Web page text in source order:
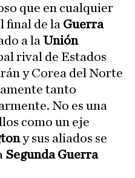
que en cualquier
final de la Guerra
a la Unión
rival de Estados
y Corea del Norte
tanto
No es una
como un eje
y sus aliados se
Segunda Guerra